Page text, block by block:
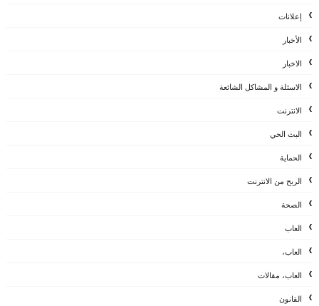
إعلانات
الأخبار
الاخبار
الاسئلة و المشاكل الشائعة
الانترنت
البث الحي
الحماية
الربح من الانترنت
الصحة
العاب
العاب،
العاب، مقالات
القانون